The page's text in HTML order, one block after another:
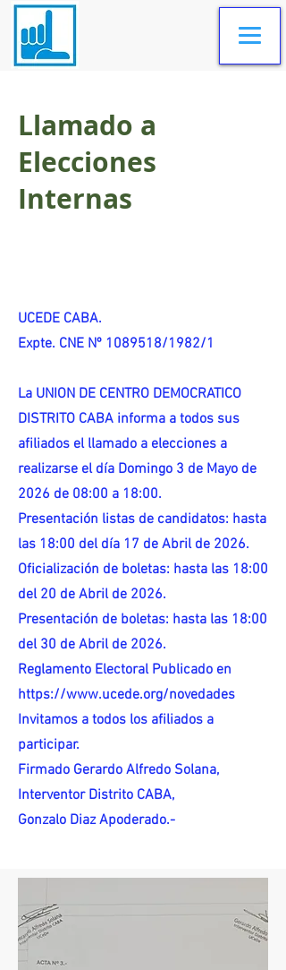
Llamado a
Elecciones
Internas
UCEDE CABA.
Expte. CNE Nº 1089518/1982/1
La UNION DE CENTRO DEMOCRATICO
DISTRITO CABA informa a todos sus
afiliados el llamado a elecciones a
realizarse el día Domingo 3 de Mayo de
2026 de 08:00 a 18:00.
Presentación listas de candidatos: hasta
las 18:00 del día 17 de Abril de 2026.
Oficialización de boletas: hasta las 18:00
del 20 de Abril de 2026.
Presentación de boletas: hasta las 18:00
del 30 de Abril de 2026.
Reglamento Electoral Publicado en
https://www.ucede.org/novedades
Invitamos a todos los afiliados a
participar.
Firmado Gerardo Alfredo Solana,
Interventor Distrito CABA,
Gonzalo Diaz Apoderado.-